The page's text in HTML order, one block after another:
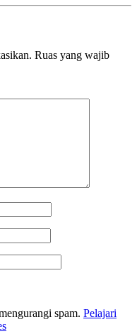
Ruas yang wajib
spam. Pelajari